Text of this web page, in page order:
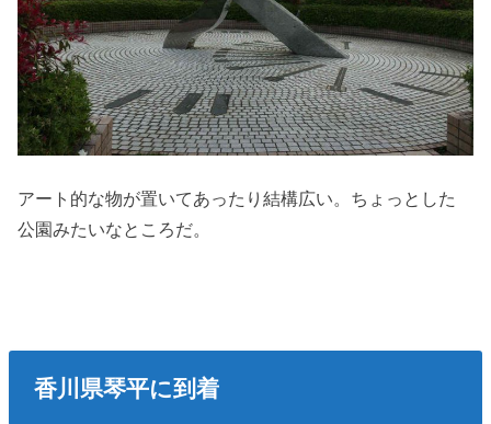
アート的な物が置いてあったり結構広い。ちょっとした
公園みたいなところだ。
香川県琴平に到着